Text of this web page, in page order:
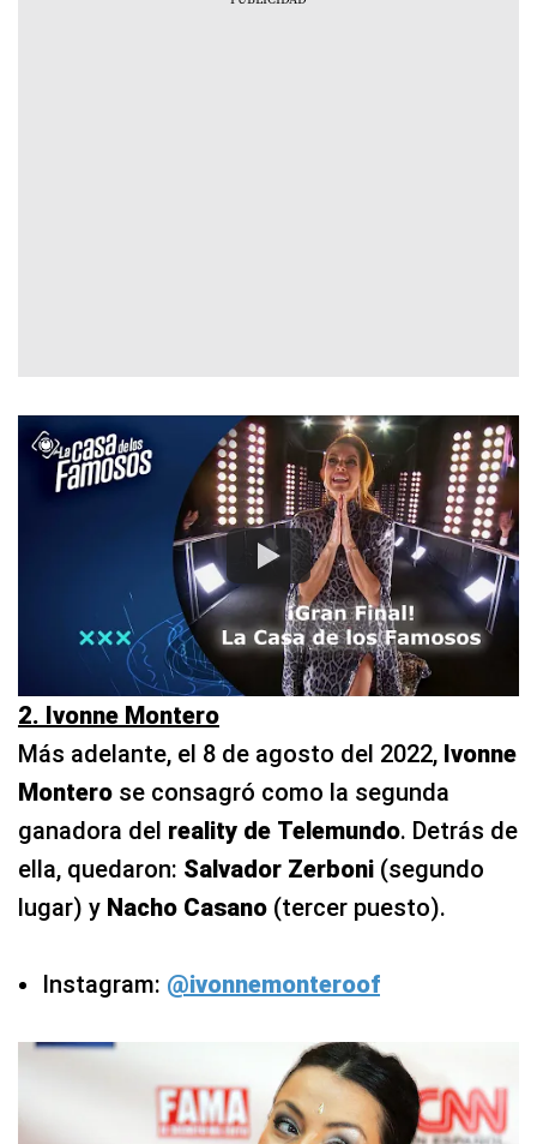
2. Ivonne Montero
Más adelante, el 8 de agosto del 2022, Ivonne
Montero se consagró como la segunda
ganadora del reality de Telemundo. Detrás de
ella, quedaron: Salvador Zerboni (segundo
lugar) y Nacho Casano (tercer puesto).
Instagram: @ivonnemonteroof